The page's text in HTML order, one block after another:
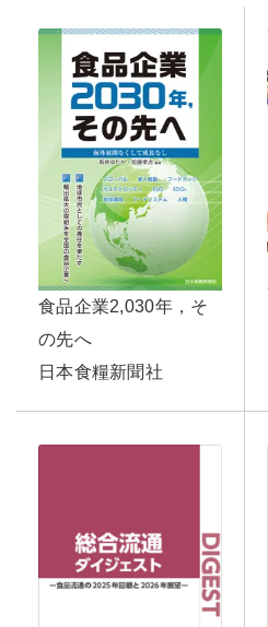
食品企業2,030年，そ
の先へ
日本食糧新聞社